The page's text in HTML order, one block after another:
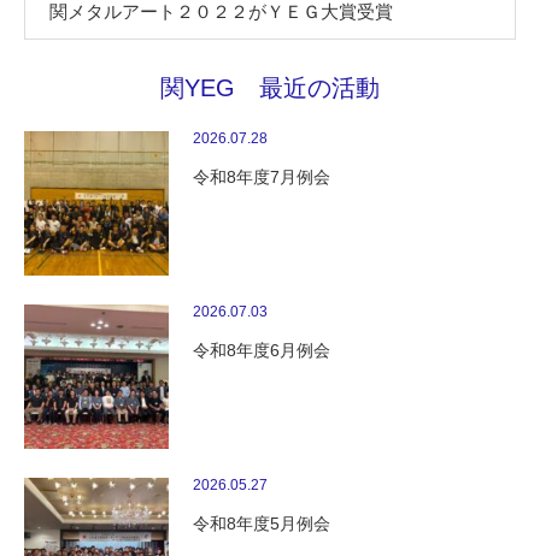
関メタルアート２０２２がＹＥＧ大賞受賞
関YEG 最近の活動
2026.07.28
令和8年度7月例会
2026.07.03
令和8年度6月例会
2026.05.27
令和8年度5月例会